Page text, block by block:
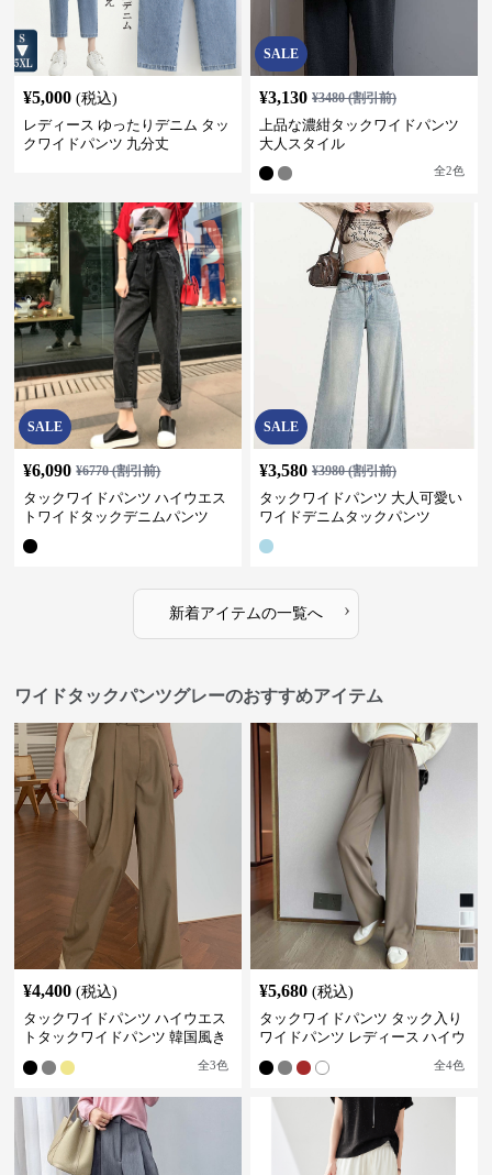
¥5,000 (税込)
レディース ゆったりデニム タッ
クワイドパンツ 九分丈
SALE
¥3,130 ¥3480(割引前)
上品な濃紺タックワイドパンツ
大人スタイル
全2色
SALE
¥6,090 ¥6770(割引前)
タックワイドパンツ ハイウエス
トワイドタックデニムパンツ
SALE
¥3,580 ¥3980(割引前)
タックワイドパンツ 大人可愛い
ワイドデニムタックパンツ
新着アイテムの一覧へ ›
ワイドタックパンツグレーのおすすめアイテム
¥4,400 (税込)
タックワイドパンツ ハイウエス
トタックワイドパンツ 韓国風き
全3色
¥5,680 (税込)
タックワイドパンツ タック入り
ワイドパンツ レディース ハイウ
全4色